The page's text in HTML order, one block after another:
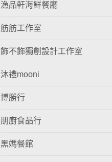
漁品軒海鮮餐廳
舫舫工作室
飾不飾獨創設計工作室
沐禮mooni
博勝行
朋廚食品行
黑媽餐館